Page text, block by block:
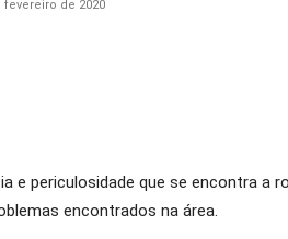
fevereiro de 2020
e periculosidade que se encontra a
encontrados na área.